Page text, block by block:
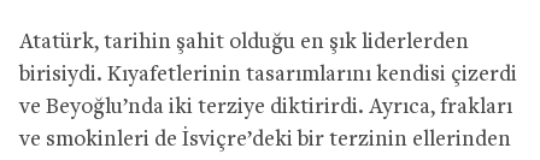
Atatürk, tarihin şahit olduğu en şık liderlerden
birisiydi. Kıyafetlerinin tasarımlarını kendisi çizerdi
ve Beyoğlu’nda iki terziye diktirirdi. Ayrıca, frakları
ve smokinleri de İsviçre’deki bir terzinin ellerinden